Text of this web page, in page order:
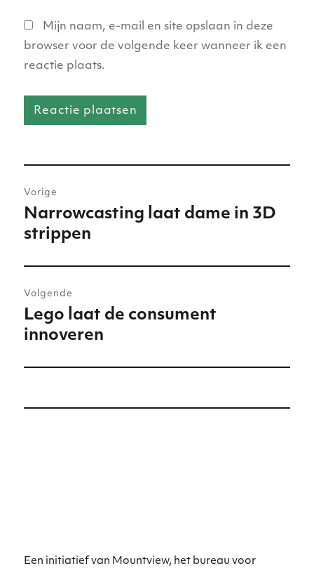
Mijn naam, e-mail en site opslaan in deze
browser voor de volgende keer wanneer ik een
reactie plaats.
navigatie
Vorige
Vorig
bericht:
Narrowcasting laat dame in 3D
strippen
Volgende
Volgend
bericht:
Lego laat de consument
innoveren
Een initiatief van Mountview, het bureau voor